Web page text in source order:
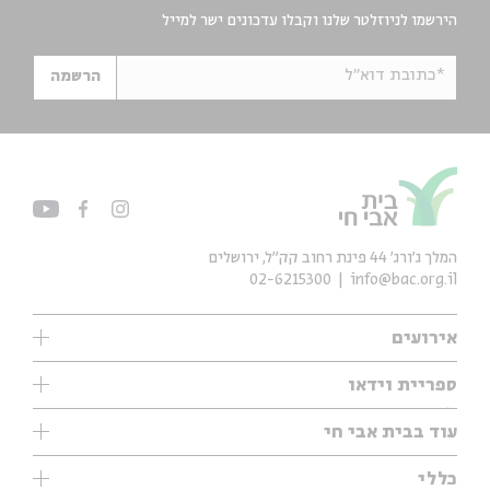
הירשמו לניוזלטר שלנו וקבלו עדכונים ישר למייל
*כתובת דוא"ל הרשמה
אירועים
עיון
אנגלית
נוער
ספריית וידאו
ילדים
מוזיקה
עיון
עוד בבית אבי חי
תערוכות
כללי
המלך ג'ורג' 44 פינת רחוב קק״ל, ירושלים
info@bac.org.il
02-6215300